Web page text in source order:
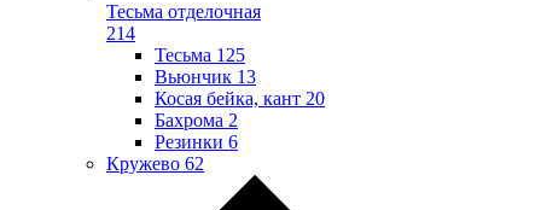
Тесьма отделочная
214
Тесьма 125
Вьюнчик 13
Косая бейка, кант 20
Бахрома 2
Резинки 6
Кружево 62